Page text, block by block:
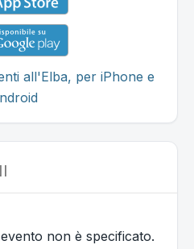
all'Elba, per iPhone e
non è specificato.